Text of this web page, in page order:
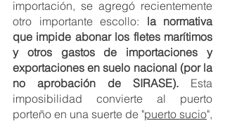
importación, se agregó recientemente
otro importante escollo: la normativa
que impide abonar los fletes marítimos
y otros gastos de importaciones y
exportaciones en suelo nacional (por la
no aprobación de SIRASE). Esta
imposibilidad convierte al puerto
porteño en una suerte de "puerto sucio",